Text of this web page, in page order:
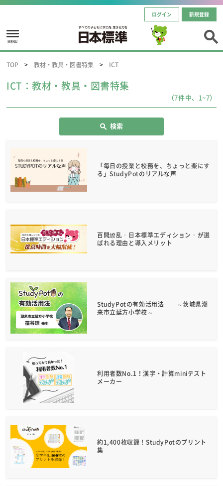
ログイン 新規登録
MENU
TOP 教材・教具・図書特集 ICT
ICT：教材・教具・図書特集
（7件中、1~7）
検索
「毎日の授業と校務を、ちょっと楽にす
る」StudyPotのリアルな声
百問繚乱‑日本標準エディション‑が選
ばれる理由と導入メリット
StudyPotの有効活用法 ～茨城県潮
来市立延方小学校～
利用者数No.1！漢字・計算miniテスト
メーカー
約1,400枚収録！StudyPotのプリント
集